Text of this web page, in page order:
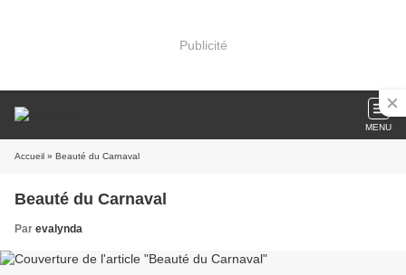
Publicité
MENU
Accueil » Beauté du Carnaval
Beauté du Carnaval
Par evalynda